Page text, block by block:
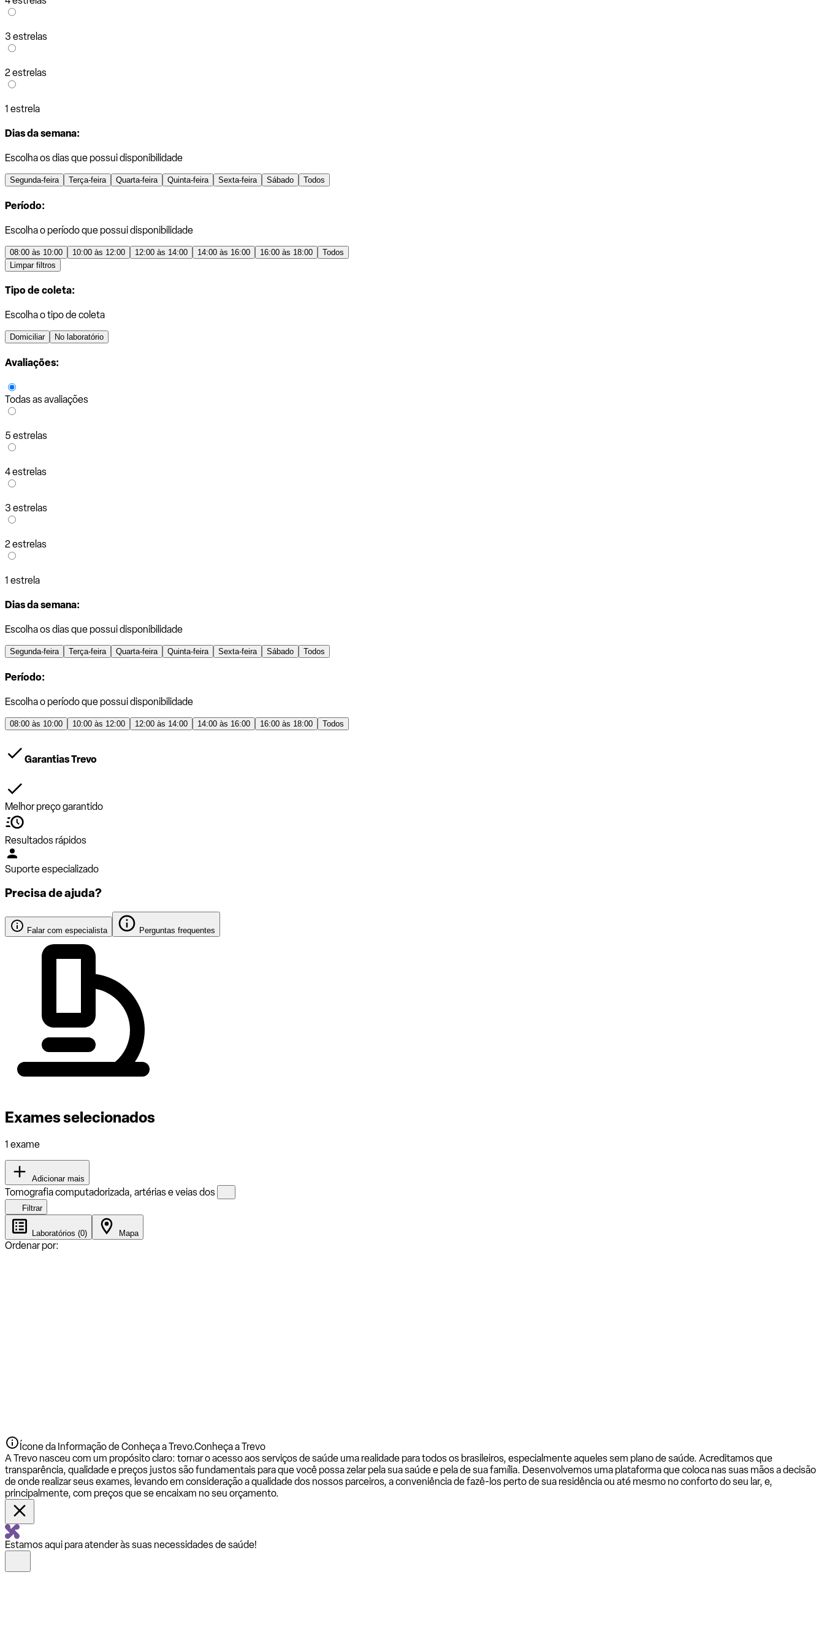
3 estrelas
2 estrelas
1 estrela
Dias da semana:
Escolha os dias que possui disponibilidade
Segunda-feira Terça-feira Quarta-feira Quinta-feira Sexta-feira Sábado Todos
Período:
Escolha o período que possui disponibilidade
08:00 às 10:00 10:00 às 12:00 12:00 às 14:00 14:00 às 16:00 16:00 às 18:00
Todos
Limpar filtros
Tipo de coleta:
Escolha o tipo de coleta
Domiciliar No laboratório
Avaliações:
Todas as avaliações
5 estrelas
4 estrelas
3 estrelas
2 estrelas
1 estrela
Dias da semana:
Escolha os dias que possui disponibilidade
Segunda-feira Terça-feira Quarta-feira Quinta-feira Sexta-feira Sábado Todos
Período:
Escolha o período que possui disponibilidade
08:00 às 10:00 10:00 às 12:00 12:00 às 14:00 14:00 às 16:00 16:00 às 18:00 Todos
Garantias Trevo
Melhor preço garantido
Resultados rápidos
Suporte especializado
Precisa de ajuda?
Falar com especialista Perguntas frequentes
Exames selecionados
1 exame
Adicionar mais
Tomografia computadorizada, artérias e veias dos
Filtrar
Laboratórios (0) Mapa
Ordenar por:
Ícone da Informação de Conheça a Trevo.Conheça a Trevo
A Trevo nasceu com um propósito claro: tornar o acesso aos serviços de saúde uma realidade para todos os brasileiros, especialmente aqueles sem plano de saúde. Acreditamos que
transparência, qualidade e preços justos são fundamentais para que você possa zelar pela sua saúde e pela de sua família. Desenvolvemos uma plataforma que coloca nas suas mãos a decisão
de onde realizar seus exames, levando em consideração a qualidade dos nossos parceiros, a conveniência de fazê-los perto de sua residência ou até mesmo no conforto do seu lar, e,
principalmente, com preços que se encaixam no seu orçamento.
Estamos aqui para atender às suas necessidades de saúde!